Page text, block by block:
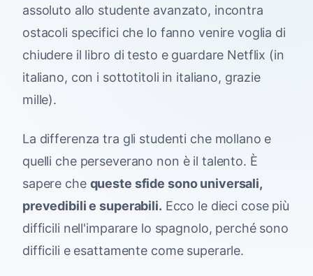
assoluto allo studente avanzato, incontra
ostacoli specifici che lo fanno venire voglia di
chiudere il libro di testo e guardare Netflix (in
italiano, con i sottotitoli in italiano, grazie
mille).
La differenza tra gli studenti che mollano e
quelli che perseverano non è il talento. È
sapere che queste sfide sono universali,
prevedibili e superabili. Ecco le dieci cose più
difficili nell'imparare lo spagnolo, perché sono
difficili e esattamente come superarle.